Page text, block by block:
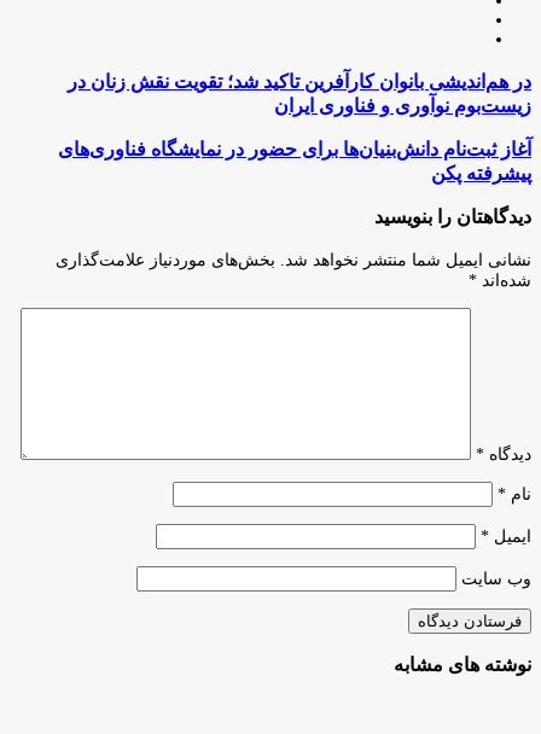
در
هم‌اندیشی
بانوان
کارآفرین
تاکید
شد؛
تقویت
نقش
در
زیست‌بوم
در هم‌اندیشی بانوان کارآفرین تاکید شد؛ تقویت نقش زنان در
زیست‌بوم نوآوری و فناوری ایران
آغاز
ثبت‌نام
دانش‌بنیان‌ها
برای
حضور
نمایشگاه
فناوری‌های
آغاز ثبت‌نام دانش‌بنیان‌ها برای حضور در نمایشگاه فناوری‌های
پیشرفته پکن
دیدگاهتان را بنویسید
نشانی ایمیل شما منتشر نخواهد شد.
بخش‌های موردنیاز علامت‌گذاری
شده‌اند *
دیدگاه *
نام *
ایمیل *
وب‌ سایت
نوشته های مشابه